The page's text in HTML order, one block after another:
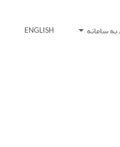
سامانه ENGLISH